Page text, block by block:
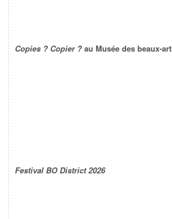
Copies ? Copier ? au Musée des beaux-
Festival BO District 2026